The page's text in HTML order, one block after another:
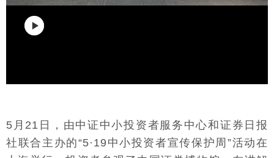
5月21日，由中证中小投资者服务中心和证券日报
社联合主办的“5·19中小投资者宣传保护周”活动在